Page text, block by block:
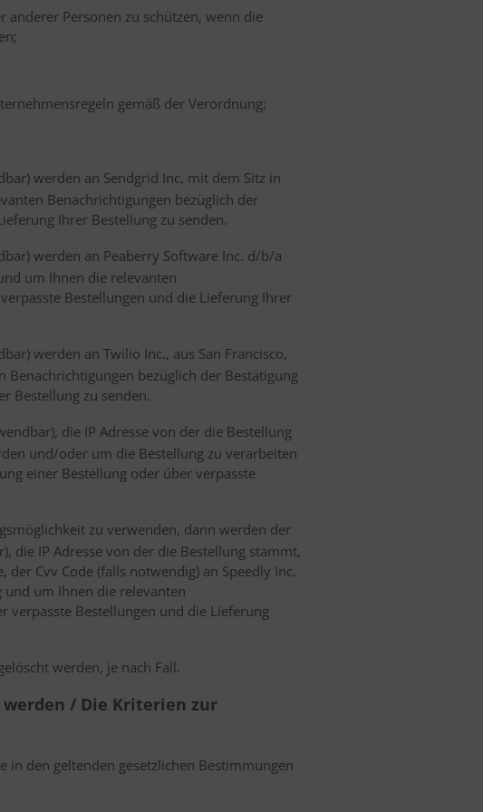
Personen zu schützen, wenn die
gemäß der Verordnung;
werden an Sendgrid Inc, mit dem Sitz in
Benachrichtigungen bezüglich der
Ihrer Bestellung zu senden.
werden an Peaberry Software Inc. d/b/a
um Ihnen die relevanten
Bestellungen und die Lieferung Ihrer
werden an Twilio Inc., aus San Francisco,
bezüglich der Bestätigung
Bestellung zu senden.
die IP Adresse von der die Bestellung
und/oder um die Bestellung zu verarbeiten
einer Bestellung oder über verpasste
zu verwenden, dann werden der
die IP Adresse von der die Bestellung stammt,
Cvv Code (falls notwendig) an Speedly Inc.
und um Ihnen die relevanten
verpasste Bestellungen und die Lieferung
werden, je nach Fall.
werden / Die Kriterien zur
in den geltenden gesetzlichen Bestimmungen